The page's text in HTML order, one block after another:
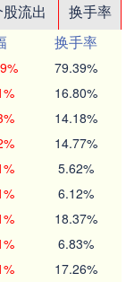
流出
换手率
换手率
79.39%
16.80%
14.18%
14.77%
5.62%
6.12%
18.37%
6.83%
17.26%